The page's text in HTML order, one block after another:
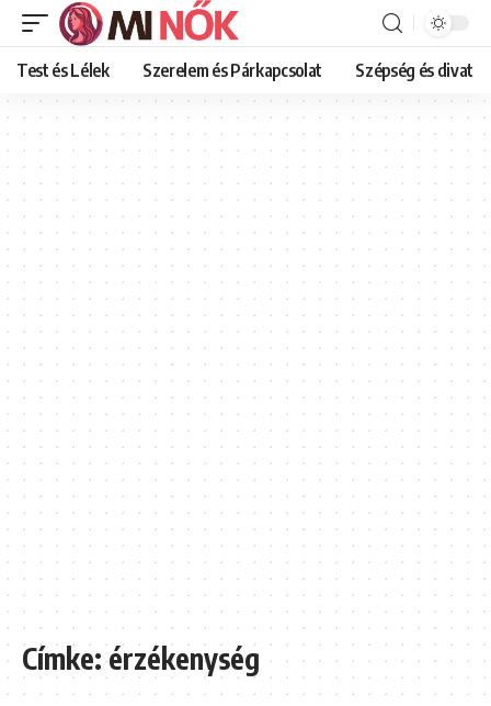
Test és Lélek Szerelem és Párkapcsolat Szépség és divat
Címke:érzékenység